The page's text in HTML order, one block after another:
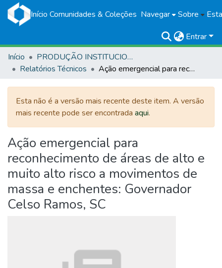
Início Comunidades & Coleções Navegar Sobre
Entrar
Início
PRODUÇÃO INSTITUCIONAL
Relatórios Técnicos
Ação emergencial para reconhecimento de áreas de alto e muito alto risco a movimentos de massa e enchentes: Governador Celso Ramos, SC
Esta não é a versão mais recente deste item. A versão
mais recente pode ser encontrada aqui.
Ação emergencial para
reconhecimento de áreas de alto e
muito alto risco a movimentos de
massa e enchentes: Governador
Celso Ramos, SC